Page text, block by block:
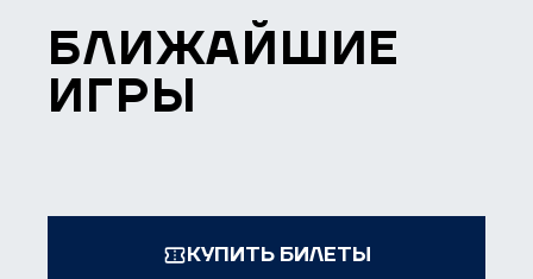
БЛИЖАЙШИЕ
ИГРЫ
КУПИТЬ БИЛЕТЫ